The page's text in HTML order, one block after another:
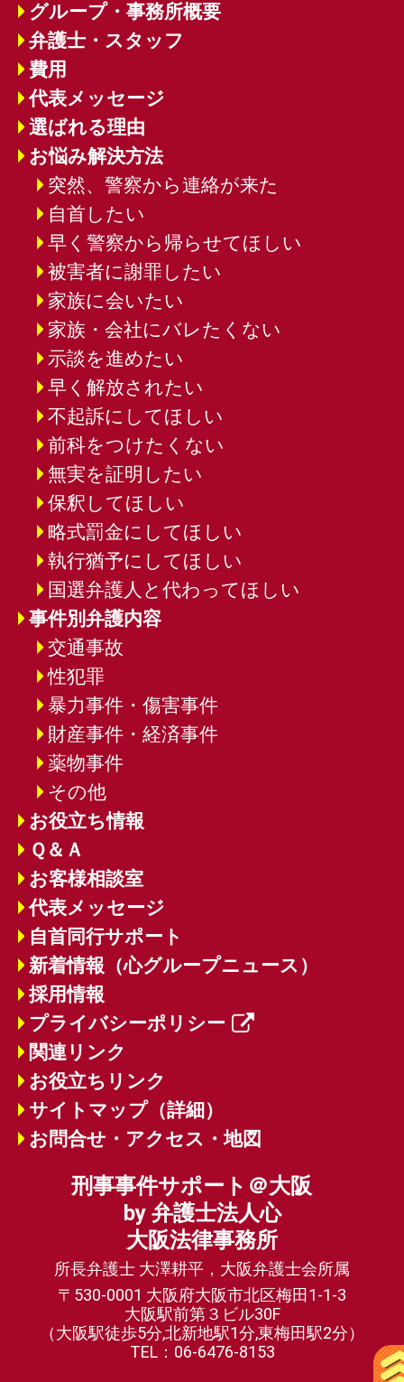
グループ・事務所概要
弁護士・スタッフ
費用
代表メッセージ
選ばれる理由
お悩み解決方法
突然、警察から連絡が来た
自首したい
早く警察から帰らせてほしい
被害者に謝罪したい
家族に会いたい
家族・会社にバレたくない
示談を進めたい
早く解放されたい
不起訴にしてほしい
前科をつけたくない
無実を証明したい
保釈してほしい
略式罰金にしてほしい
執行猶予にしてほしい
国選弁護人と代わってほしい
事件別弁護内容
交通事故
性犯罪
暴力事件・傷害事件
財産事件・経済事件
薬物事件
その他
お役立ち情報
Ｑ＆Ａ
お客様相談室
代表メッセージ
自首同行サポート
新着情報（心グループニュース）
採用情報
プライバシーポリシー
関連リンク
お役立ちリンク
サイトマップ（詳細）
お問合せ・アクセス・地図
刑事事件サポート＠大阪
by 弁護士法人心
大阪法律事務所
所長弁護士 大澤耕平，大阪弁護士会所属
〒530-0001 大阪府大阪市北区梅田1-1-3
大阪駅前第３ビル30F
（大阪駅徒歩5分,北新地駅1分,東梅田駅2分）
TEL：06-6476-8153